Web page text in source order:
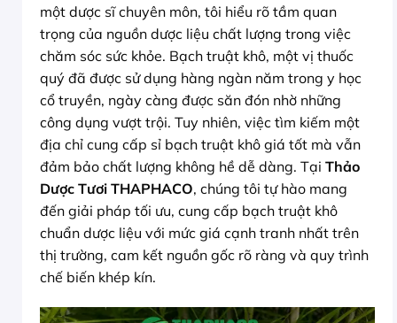
một dược sĩ chuyên môn, tôi hiểu rõ tầm quan
trọng của nguồn dược liệu chất lượng trong việc
chăm sóc sức khỏe. Bạch truật khô, một vị thuốc
quý đã được sử dụng hàng ngàn năm trong y học
cổ truyền, ngày càng được săn đón nhờ những
công dụng vượt trội. Tuy nhiên, việc tìm kiếm một
địa chỉ cung cấp sỉ bạch truật khô giá tốt mà vẫn
đảm bảo chất lượng không hề dễ dàng. Tại Thảo
Dược Tươi THAPHACO, chúng tôi tự hào mang
đến giải pháp tối ưu, cung cấp bạch truật khô
chuẩn dược liệu với mức giá cạnh tranh nhất trên
thị trường, cam kết nguồn gốc rõ ràng và quy trình
chế biến khép kín.